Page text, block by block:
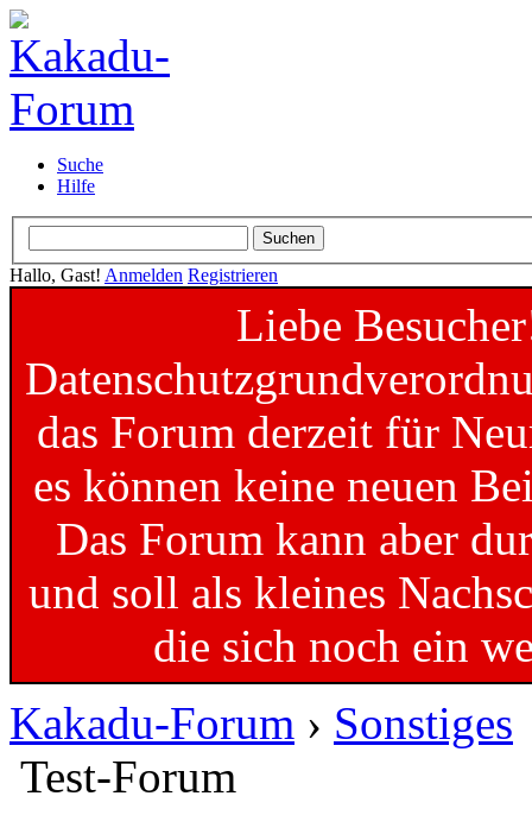
Suche
Hilfe
Hallo, Gast! Anmelden Registrieren
Liebe
das Forum derzeit für
es können keine neuen
Das Forum kann aber
und soll als kleines
die sich noch ein
Kakadu-Forum › Sonstiges
Test-Forum